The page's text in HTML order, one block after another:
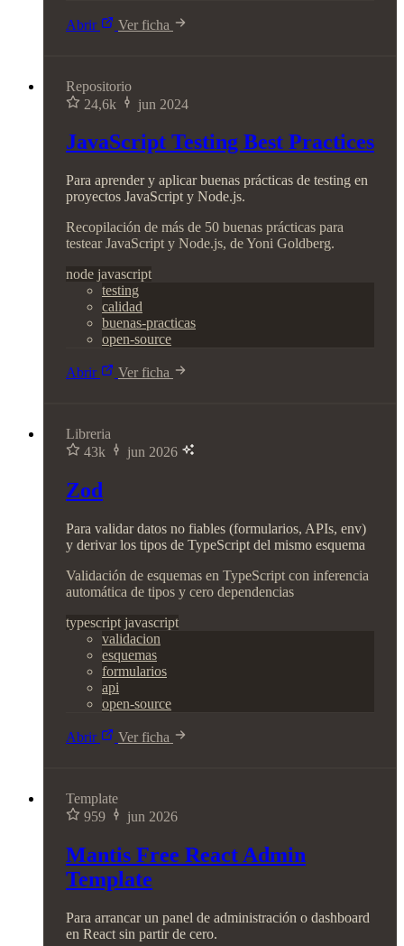
Abrir Ver ficha
Repositorio
24,6k
jun 2024
JavaScript Testing Best Practices
Para aprender y aplicar buenas prácticas de testing en
proyectos JavaScript y Node.js.
Recopilación de más de 50 buenas prácticas para
testear JavaScript y Node.js, de Yoni Goldberg.
node javascript
testing
calidad
buenas-practicas
open-source
Abrir Ver ficha
Libreria
43k
jun 2026
Zod
Para validar datos no fiables (formularios, APIs, env)
y derivar los tipos de TypeScript del mismo esquema
Validación de esquemas en TypeScript con inferencia
automática de tipos y cero dependencias
typescript javascript
validacion
esquemas
formularios
api
open-source
Abrir Ver ficha
Template
959
jun 2026
Mantis Free React Admin
Template
Para arrancar un panel de administración o dashboard
en React sin partir de cero.